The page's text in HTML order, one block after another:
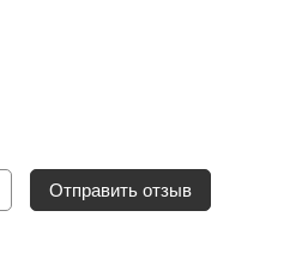
Отправить отзыв